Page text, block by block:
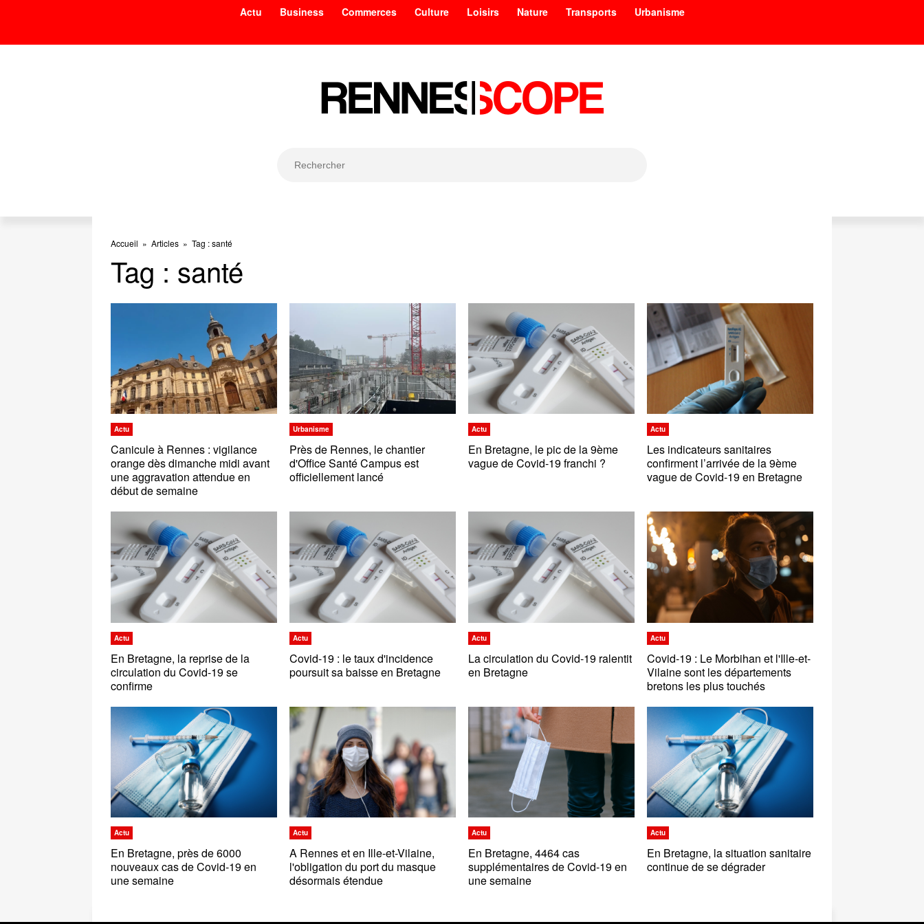
Actu Business Commerces Culture Loisirs Nature Transports Urbanisme
Accueil »Articles »Tag : santé
Tag : santé
Actu
Canicule à Rennes : vigilance
orange dès dimanche midi avant
une aggravation attendue en
début de semaine
Urbanisme
Près de Rennes, le chantier
d'Office Santé Campus est
officiellement lancé
Actu
En Bretagne, le pic de la 9ème
vague de Covid-19 franchi ?
Actu
Les indicateurs sanitaires
confirment l’arrivée de la 9ème
vague de Covid-19 en Bretagne
Actu
En Bretagne, la reprise de la
circulation du Covid-19 se
confirme
Actu
Covid-19 : le taux d'incidence
poursuit sa baisse en Bretagne
Actu
La circulation du Covid-19 ralentit
en Bretagne
Actu
Covid-19 : Le Morbihan et l'Ille-et-
Vilaine sont les départements
bretons les plus touchés
Actu
En Bretagne, près de 6000
nouveaux cas de Covid-19 en
une semaine
Actu
A Rennes et en Ille-et-Vilaine,
l'obligation du port du masque
désormais étendue
Actu
En Bretagne, 4464 cas
supplémentaires de Covid-19 en
une semaine
Actu
En Bretagne, la situation sanitaire
continue de se dégrader